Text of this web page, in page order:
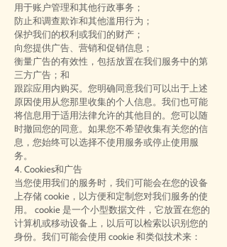
用于账户管理和其他行政事务；
防止和调查欺诈和其他滥用行为；
保护我们的权利或我们的财产；
向您提供广告、营销和促销信息；
衡量广告的有效性，包括放置在我们服务中的第
三方广告；和
跟踪应用内购买。您明确同意我们可以出于上述
原因使用从您那里收集的个人信息。我们也可能
将信息用于适用法律允许的其他目的。您可以随
时撤回您的同意。如果您不希望收集有关您的信
息，您始终可以选择不使用服务或停止使用服
务。
4. Cookies和广告
当您使用我们的服务时，我们可能会在您的设备
上存储 cookie，以方便和定制您对我们服务的使
用。 cookie 是一个小型数据文件，它放置在您的
计算机或移动设备上，以后可以检索以识别您的
身份。我们可能会使用 cookie 和类似技术来：